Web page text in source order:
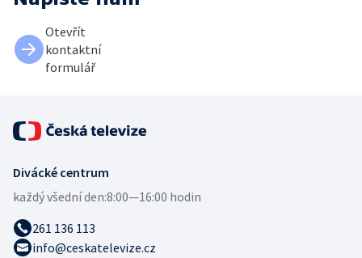
Otevřít
kontaktní
formulář
Divácké centrum
každý všední den:8:00—16:00 hodin
261 136 113
info@ceskatelevize.cz